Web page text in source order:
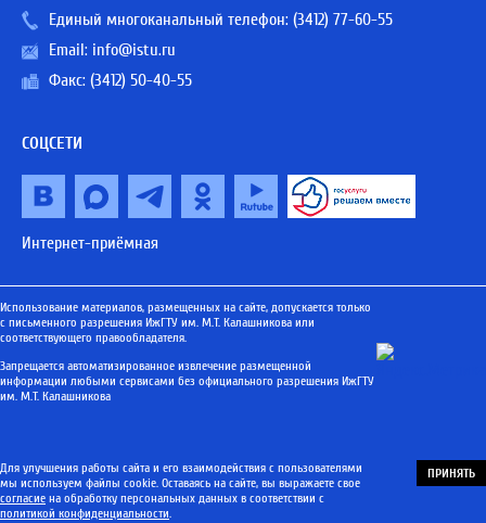
Единый многоканальный телефон: (3412) 77-60-55
Email: info@istu.ru
Факс: (3412) 50-40-55
СОЦСЕТИ
Интернет-приёмная
Использование материалов, размещенных на сайте, допускается только
с письменного разрешения ИжГТУ им. М.Т. Калашникова или
соответствующего правообладателя.
Запрещается автоматизированное извлечение размещенной
информации любыми сервисами без официального разрешения ИжГТУ
им. М.Т. Калашникова
Для улучшения работы сайта и его взаимодействия с пользователями
мы используем файлы cookie. Оставаясь на сайте, вы выражаете свое
согласие на обработку персональных данных в соответствии с
политикой конфиденциальности.
ПРИНЯТЬ